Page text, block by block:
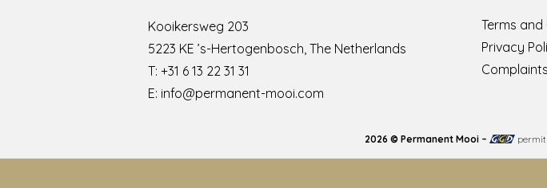
Kooikersweg 203
5223 KE ’s-Hertogenbosch, The Netherlands
T:+31 6 13 22 31 31
E: info@permanent-mooi.com
Terms
Privacy
2026 © Permanent Mooi –